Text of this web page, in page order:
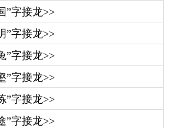
”字接龙>>
”字接龙>>
”字接龙>>
”字接龙>>
”字接龙>>
”字接龙>>